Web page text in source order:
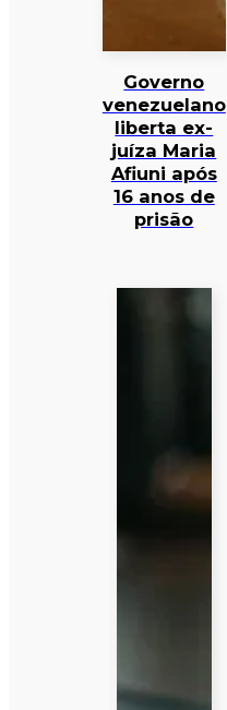
Governo
venezuelano
liberta ex-
juíza Maria
Afiuni após
16 anos de
prisão